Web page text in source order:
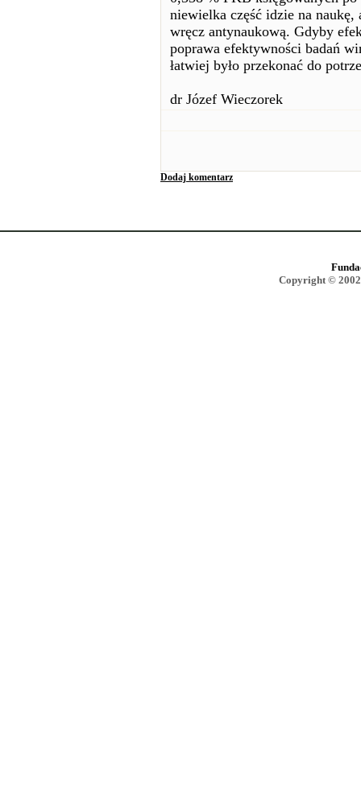
niewielka część idzie na naukę,
wręcz antynaukową. Gdyby
poprawa efektywności badań
łatwiej było przekonać do
dr Józef Wieczorek
Dodaj komentarz
Copyright ©